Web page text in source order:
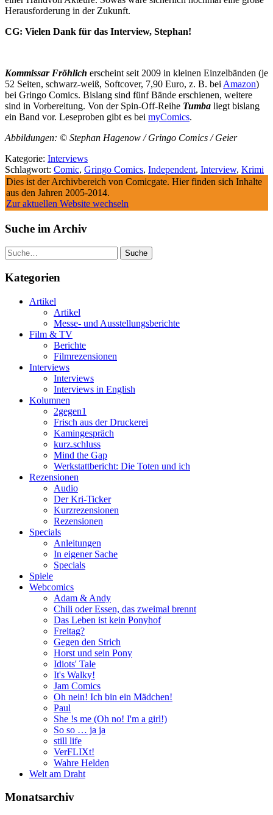
Herausforderung in der Zukunft.
CG: Vielen Dank für das Interview, Stephan!
Kommissar Fröhlich erscheint seit 2009 in kleinen Einzelbänden (je
52 Seiten, schwarz-weiß, Softcover, 7,90 Euro, z. B. bei Amazon)
bei Gringo Comics. Bislang sind fünf Bände erschienen, weitere
sind in Vorbereitung. Von der Spin-Off-Reihe Tumba liegt bislang
ein Band vor. Leseproben gibt es bei myComics.
Abbildungen: © Stephan Hagenow / Gringo Comics / Geier
Kategorie: Interviews
Schlagwort: Comic, Gringo Comics, Independent, Interview, Krimi
Dies ist der Archivbereich von Comicgate. Hier finden sich Inhalte
aus den Jahren 2005-2014.
Zur aktuellen Website wechseln
Suche im Archiv
Suche
Kategorien
Artikel
Artikel
Messe- und Ausstellungsberichte
Film & TV
Berichte
Filmrezensionen
Interviews
Interviews
Interviews in English
Kolumnen
2gegen1
Frisch aus der Druckerei
Kamingespräch
kurz.schluss
Mind the Gap
Werkstattbericht: Die Toten und ich
Rezensionen
Audio
Der Kri-Ticker
Kurzrezensionen
Rezensionen
Specials
Anleitungen
In eigener Sache
Specials
Spiele
Webcomics
Adam & Andy
Chili oder Essen, das zweimal brennt
Das Leben ist kein Ponyhof
Freitag?
Gegen den Strich
Horst und sein Pony
Idiots' Tale
It's Walky!
Jam Comics
Oh nein! Ich bin ein Mädchen!
Paul
She !s me (Oh no! I'm a girl!)
So so … ja ja
still life
VerFLIXt!
Wahre Helden
Welt am Draht
Monatsarchiv